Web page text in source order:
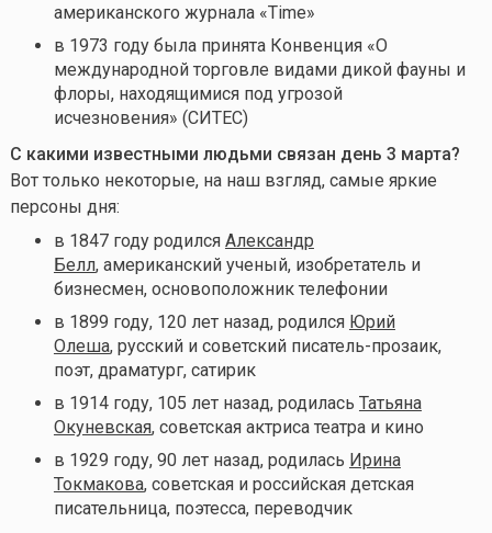
американского журнала «Time»
в 1973 году была принята Конвенция «О
международной торговле видами дикой фауны и
флоры, находящимися под угрозой
исчезновения» (СИТЕС)
С какими известными людьми связан день 3 марта?
Вот только некоторые, на наш взгляд, самые яркие
персоны дня:
в 1847 году родился Александр
Белл, американский ученый, изобретатель и
бизнесмен, основоположник телефонии
в 1899 году, 120 лет назад, родился Юрий
Олеша, русский и советский писатель-прозаик,
поэт, драматург, сатирик
в 1914 году, 105 лет назад, родилась Татьяна
Окуневская, советская актриса театра и кино
в 1929 году, 90 лет назад, родилась Ирина
Токмакова, советская и российская детская
писательница, поэтесса, переводчик